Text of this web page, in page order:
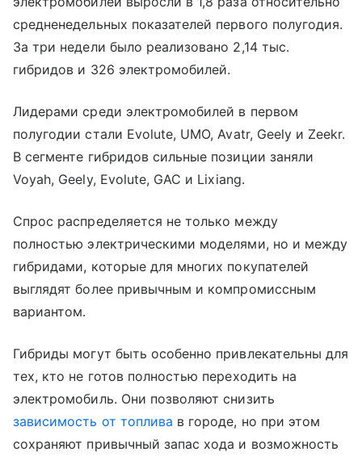
средненедельных показателей первого полугодия.
За три недели было реализовано 2,14 тыс.
гибридов и 326 электромобилей.
Лидерами среди электромобилей в первом
полугодии стали Evolute, UMO, Avatr, Geely и Zeekr.
В сегменте гибридов сильные позиции заняли
Voyah, Geely, Evolute, GAC и Lixiang.
Спрос распределяется не только между
полностью электрическими моделями, но и между
гибридами, которые для многих покупателей
выглядят более привычным и компромиссным
вариантом.
Гибриды могут быть особенно привлекательны для
тех, кто не готов полностью переходить на
электромобиль. Они позволяют снизить
зависимость от топлива в городе, но при этом
сохраняют привычный запас хода и возможность